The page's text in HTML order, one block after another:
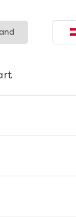
Machen -